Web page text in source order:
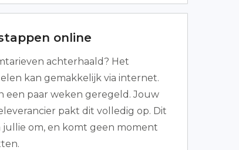
online
achterhaald? Het
kan gemakkelijk via internet.
een paar weken geregeld. Jouw
pakt dit volledig op. Dit
om, en komt geen moment